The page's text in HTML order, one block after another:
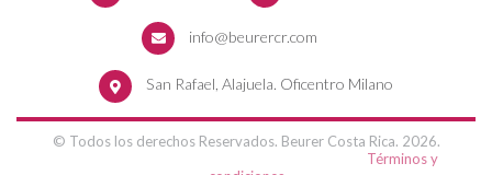
info@beurercr.com
San Rafael, Alajuela. Oficentro Milano
© Todos los derechos Reservados. Beurer Costa Rica. 2026.
Términos y